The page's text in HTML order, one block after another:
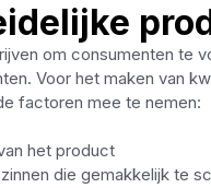
om consumenten te
Voor het maken van
factoren mee te nemen:
het product
die gemakkelijk te